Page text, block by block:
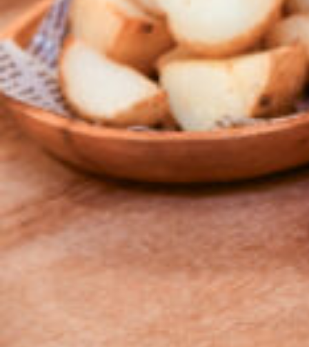
SERIES
カレーが好き
京都おやつクラブ
私と店のはなし
今月の京みやげ
京都の書店